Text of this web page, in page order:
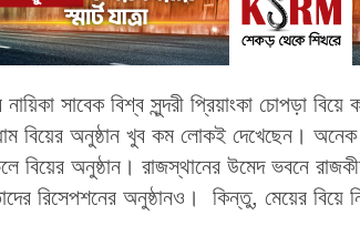
সাবেক বিশ্ব সুন্দরী প্রিয়াংকা চোপড়া বিয়ে
বিয়ের অনুষ্ঠান খুব কম লোকই দেখেছেন। অনেক
অনুষ্ঠান। রাজস্থানের উমেদ ভবনে
রিসেপশনের অনুষ্ঠানও। কিন্তু, মেয়ের বিয়ে